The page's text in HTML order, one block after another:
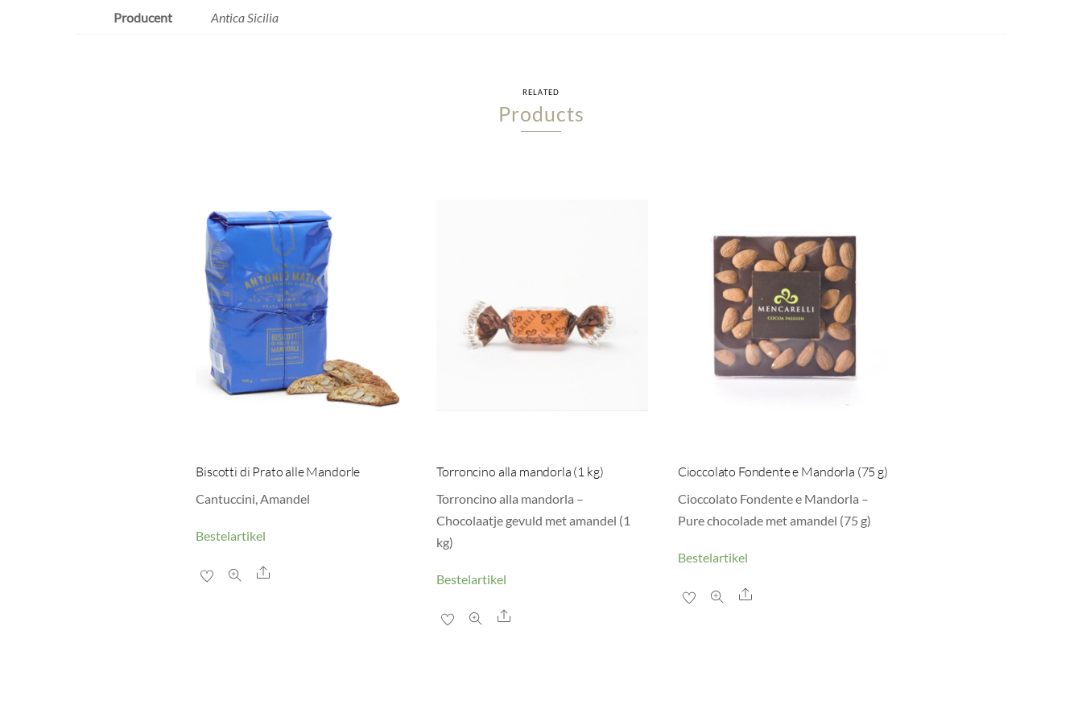
Producent Antica Sicilia
RELATED
Products
Biscotti di Prato alle Mandorle
Cantuccini, Amandel
Bestelartikel
Share
Torroncino alla mandorla (1 kg)
Torroncino alla mandorla –
Chocolaatje gevuld met amandel (1
kg)
Bestelartikel
Share
Cioccolato Fondente e Mandorla (75 g)
Cioccolato Fondente e Mandorla –
Pure chocolade met amandel (75 g)
Bestelartikel
Share